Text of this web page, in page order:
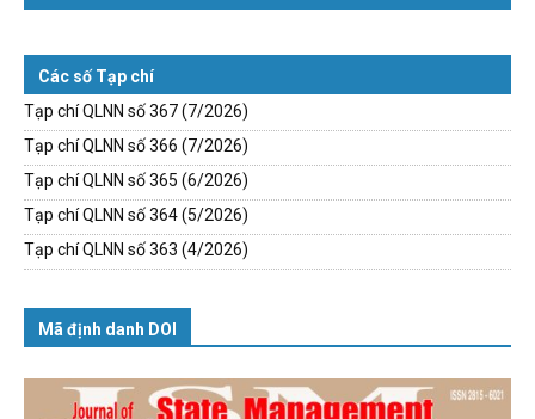
Các số Tạp chí
Tạp chí QLNN số 367 (7/2026)
Tạp chí QLNN số 366 (7/2026)
Tạp chí QLNN số 365 (6/2026)
Tạp chí QLNN số 364 (5/2026)
Tạp chí QLNN số 363 (4/2026)
Mã định danh DOI